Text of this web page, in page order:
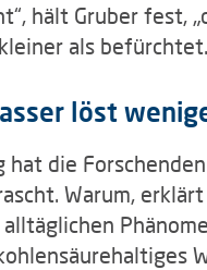
hält Gruber fest,
als
löst
hat die
Warum,